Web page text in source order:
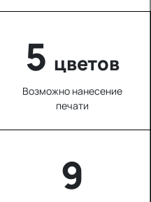
5 цветов
Возможно нанесение
печати
9